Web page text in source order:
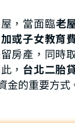
，當面臨老
或子女教育
房產，同時
， 台北二胎
金的重要方式